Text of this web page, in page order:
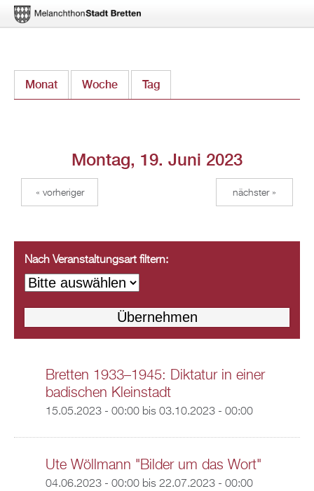
zum
Monat Woche Tag
Montag, 19. Juni 2023
« vorheriger nächster »
Nach Veranstaltungsart filtern:
Bretten 1933–1945: Diktatur in einer
badischen Kleinstadt
15.05.2023 - 00:00bis 03.10.2023 - 00:00
Ute Wöllmann "Bilder um das Wort"
04.06.2023 - 00:00bis 22.07.2023 - 00:00